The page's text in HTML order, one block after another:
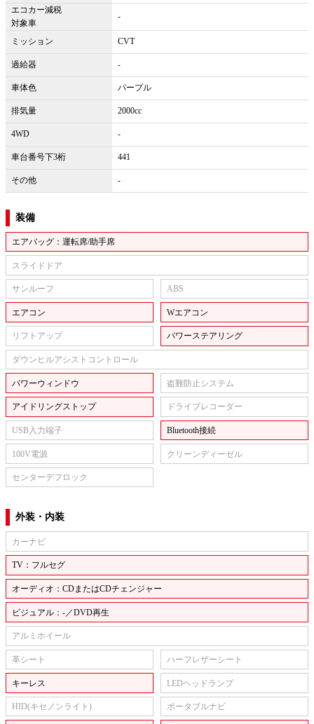
エコカー減税
対象車
-
ミッション CVT
過給器 -
車体色 パープル
排気量 2000cc
4WD -
車台番号下3桁 441
その他 -
装備
エアバッグ：運転席/助手席
スライドドア
サンルーフ ABS
エアコン Wエアコン
リフトアップ パワーステアリング
ダウンヒルアシストコントロール
パワーウィンドウ 盗難防止システム
アイドリングストップ ドライブレコーダー
USB入力端子 Bluetooth接続
100V電源 クリーンディーゼル
センターデフロック
外装・内装
カーナビ
TV：フルセグ
オーディオ：CDまたはCDチェンジャー
ビジュアル：-／DVD再生
アルミホイール
革シート ハーフレザーシート
キーレス LEDヘッドランプ
HID(キセノンライト) ポータブルナビ